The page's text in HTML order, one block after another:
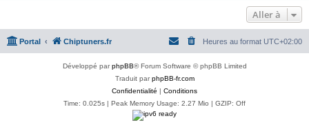
Aller à
Portal Chiptuners.fr Heures au format UTC+02:00
Développé parphpBB® Forum Software © phpBB Limited
Traduit parphpBB-fr.com
Confidentialité | Conditions
Time: 0.025s | Peak Memory Usage: 2.27 Mio | GZIP: Off